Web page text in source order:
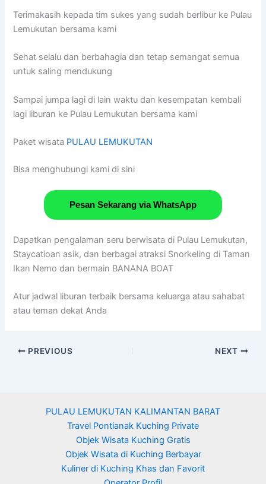
Terimakasih kepada tim sukes yang sudah berlibur ke Pulau
Lemukutan bersama kami
Sehat selalu dan berbahagia dan tetap semangat semua
untuk saling mendukung
Sampai jumpa lagi di lain waktu dan kesempatan kembali
lagi liburan ke Pulau Lemukutan bersama kami
Paket wisata PULAU LEMUKUTAN
Bisa menghubungi kami di sini
Pesan Sekarang via WhatsApp
Dapatkan pengalaman seru berwisata di Pulau Lemukutan,
Staycatioan asik, dan berbagai atraksi Snorkeling di Taman
Ikan Nemo dan bermain BANANA BOAT
Atur jadwal liburan terbaik bersama keluarga atau sahabat
atau teman dekat Anda
PREVIOUS NEXT
PULAU LEMUKUTAN KALIMANTAN BARAT
Travel Pontianak Kuching Private
Objek Wisata Kuching Gratis
Objek Wisata di Kuching Berbayar
Kuliner di Kuching Khas dan Favorit